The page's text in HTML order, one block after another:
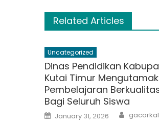
Related Articles
Uncategorized
Dinas Pendidikan
Kutai Timur
Pembelajaran
Bagi Seluruh Siswa
Posted
on
January 31, 2026 Author